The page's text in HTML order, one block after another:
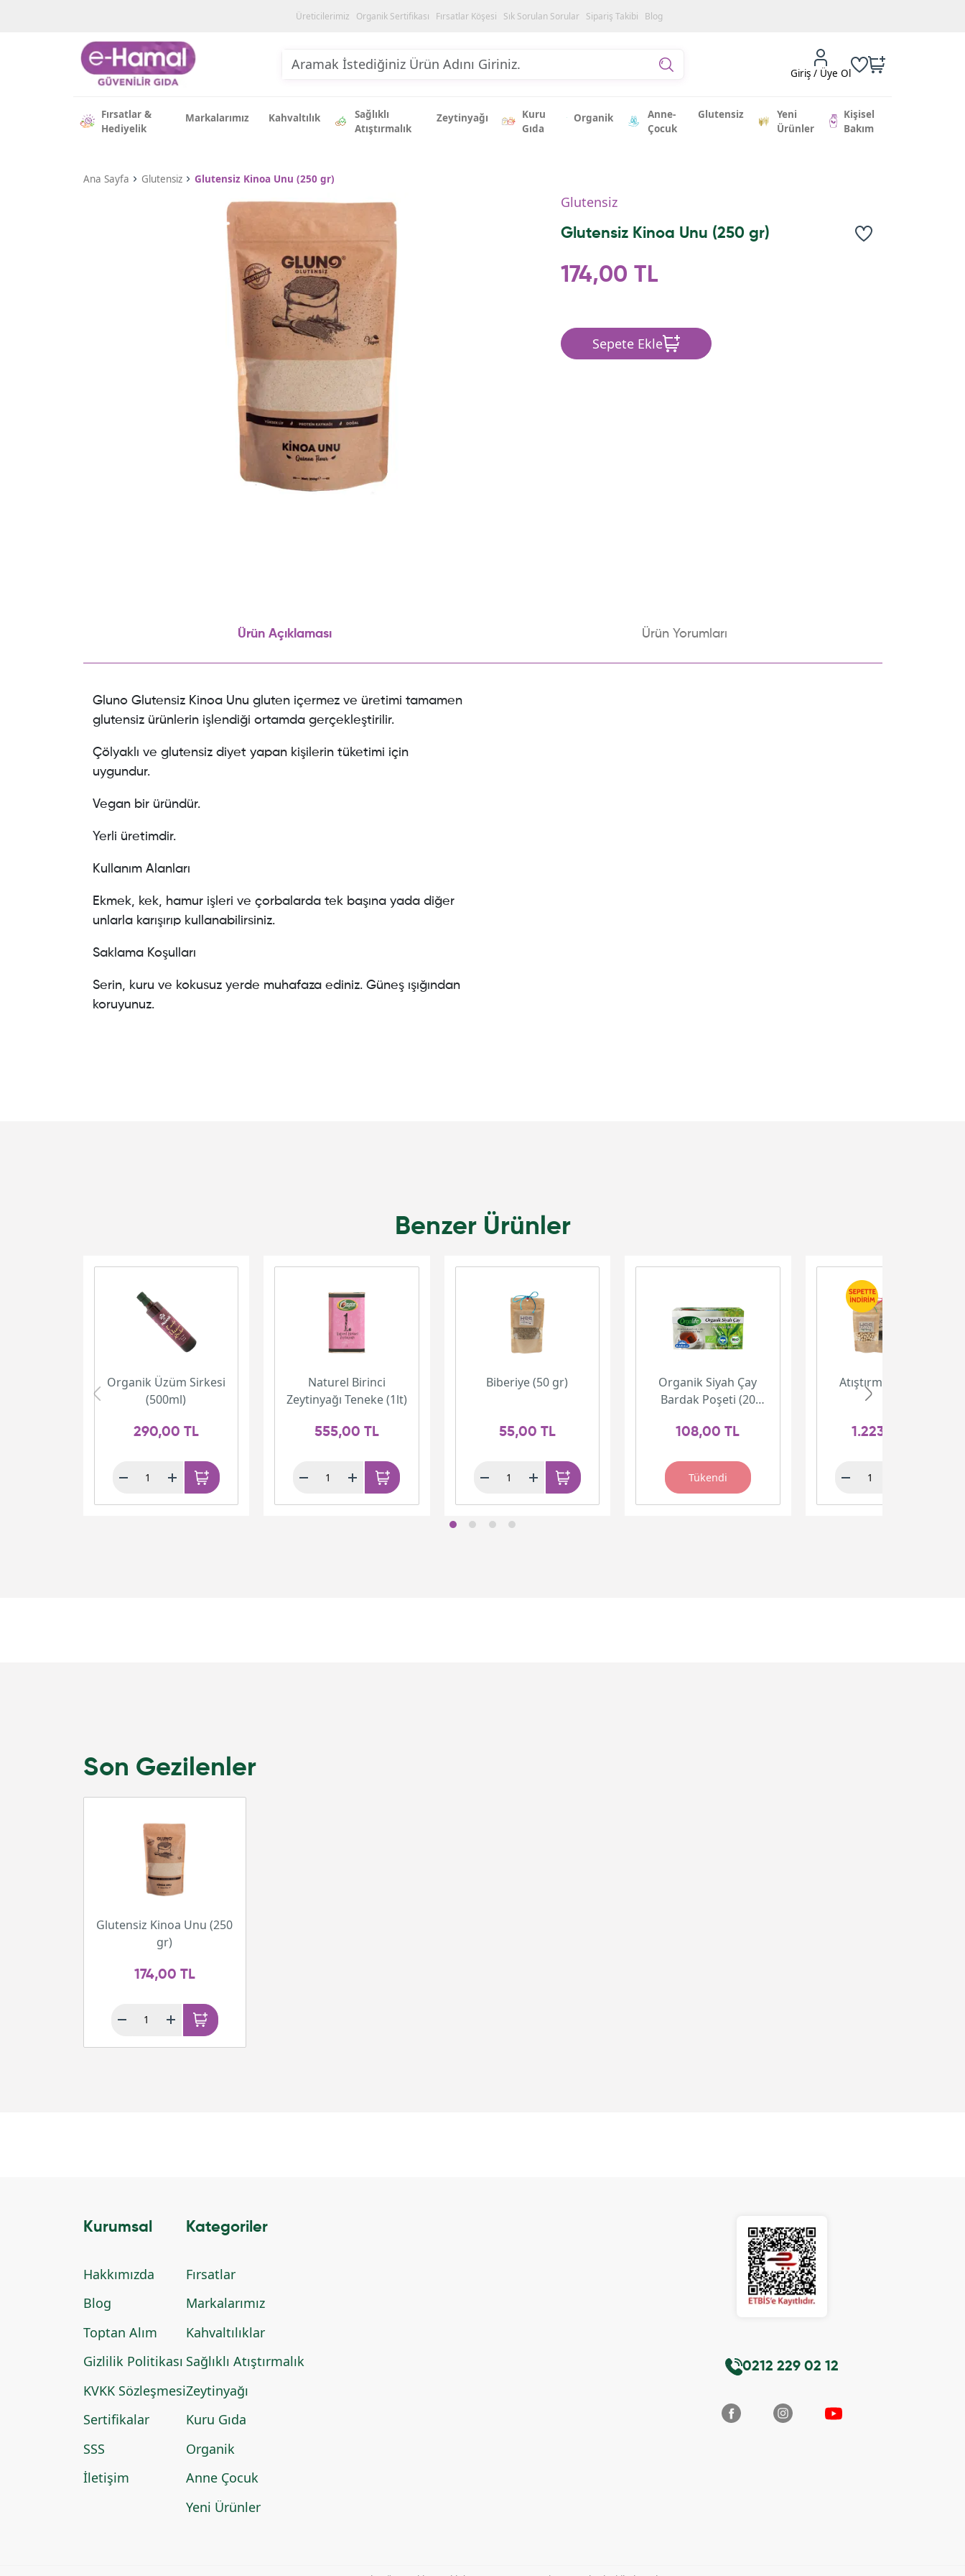
Üreticilerimiz Organik Sertifikası Fırsatlar Köşesi Sık Sorulan Sorular Sipariş Takibi Blog
Giriş / Üye Ol
Fırsatlar &
Hediyelik
Markalarımız Kahvaltılık
Sağlıklı
Atıştırmalık
Zeytinyağı
Kuru
Gıda
Organik
Anne-
Çocuk
Glutensiz
Yeni
Ürünler
Kişisel
Bakım
Ana Sayfa Glutensiz Glutensiz Kinoa Unu (250 gr)
Glutensiz
Glutensiz Kinoa Unu (250 gr)
174,00 TL
Sepete Ekle
Ürün Açıklaması Ürün Yorumları
Gluno Glutensiz Kinoa Unu gluten içermez ve üretimi tamamen
glutensiz ürünlerin işlendiği ortamda gerçekleştirilir.
Çölyaklı ve glutensiz diyet yapan kişilerin tüketimi için
uygundur.
Vegan bir üründür.
Yerli üretimdir.
Kullanım Alanları
Ekmek, kek, hamur işleri ve çorbalarda tek başına yada diğer
unlarla karışırıp kullanabilirsiniz.
Saklama Koşulları
Serin, kuru ve kokusuz yerde muhafaza ediniz. Güneş ışığından
koruyunuz.
Benzer Ürünler
Organik Üzüm Sirkesi
(500ml)
290,00 TL
Naturel Birinci
Zeytinyağı Teneke (1lt)
555,00 TL
Biberiye (50 gr)
55,00 TL
Organik Siyah Çay
Bardak Poşeti (20
108,00 TL
Tükendi
Atıştırmalık Paketi
1.223,00 TL
Son Gezilenler
Glutensiz Kinoa Unu (250
gr)
174,00 TL
Kurumsal
Hakkımızda
Blog
Toptan Alım
Gizlilik Politikası
KVKK Sözleşmesi
Sertifikalar
SSS
İletişim
Kategoriler
Fırsatlar
Markalarımız
Kahvaltılıklar
Sağlıklı Atıştırmalık
Zeytinyağı
Kuru Gıda
Organik
Anne Çocuk
Yeni Ürünler
0212 229 02 12